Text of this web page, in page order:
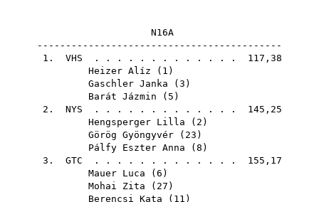
N16A
-------------------------------------------
1. VHS . . . . . . . . . . . . . 117,38
Heizer Alíz ( 1 )
Gaschler Janka ( 3 )
Barát Jázmin ( 5 )
2. NYS . . . . . . . . . . . . . 145,25
Hengsperger Lilla ( 2 )
Görög Gyöngyvér ( 23 )
Pálfy Eszter Anna ( 8 )
3. GTC . . . . . . . . . . . . . 155,17
Mauer Luca ( 6 )
Mohai Zita ( 27 )
Berencsi Kata ( 11 )